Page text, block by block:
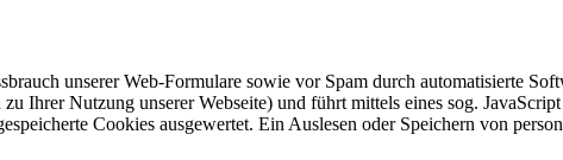
unserer Web-Formulare sowie vor Spam durch automatisierte
Ihrer Nutzung unserer Webseite) und führt mittels eines sog.
Cookies ausgewertet. Ein Auslesen oder Speichern von